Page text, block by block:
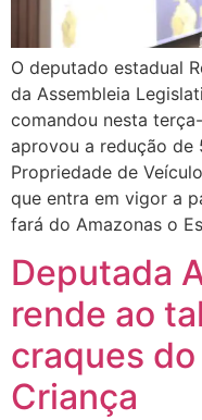
O deputado estadual
da Assembleia
comandou nesta
aprovou a redução de
Propriedade de
que entra em vigor a
fará do Amazonas o
Deputada
rende ao
craques
Criança